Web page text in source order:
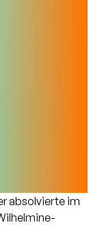
absolvierte im